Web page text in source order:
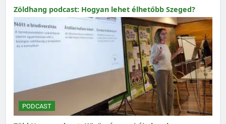
Zöldhang podcast: Hogyan lehet élhetőbb Szeged?
PODCAST